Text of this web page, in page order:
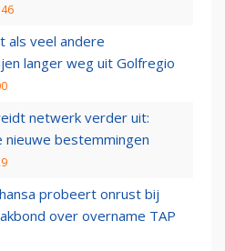
als veel andere
langer weg uit Golfregio
netwerk verder uit:
nieuwe bestemmingen
probeert onrust bij
over overname TAP